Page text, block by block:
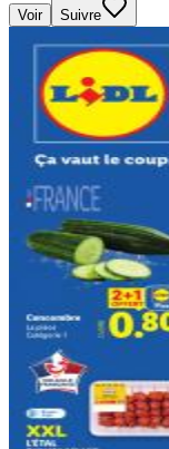
Voir Suivre